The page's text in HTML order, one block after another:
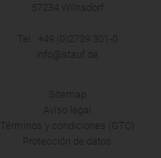
57234 Wilnsdorf
Tel.: +49 (0)2739 301-0
info@stauf.de
Sitemap
Aviso legal
Términos y condiciones (GTC)
Protección de datos